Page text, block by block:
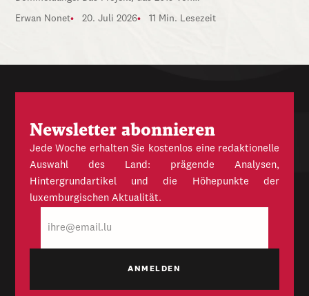
Erwan Nonet 20. Juli 2026 11 Min. Lesezeit
Newsletter abonnieren
Jede Woche erhalten Sie kostenlos eine redaktionelle
Auswahl des Land: prägende Analysen,
Hintergrundartikel und die Höhepunkte der
luxemburgischen Aktualität.
Mail